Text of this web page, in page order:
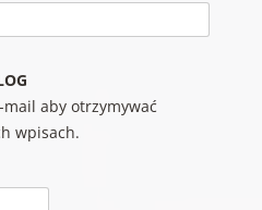
aby otrzymywać
wpisach.